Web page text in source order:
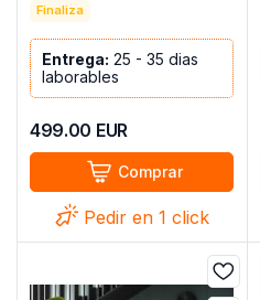
ANCHOS 190 EVA BEIGE
Finaliza
Entrega: 25 - 35 dias
laborables
499.00 EUR
Comprar
Pedir en 1 click